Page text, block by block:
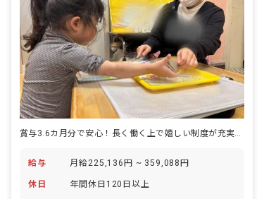
給与 月給225,136円 ~ 359,088円
休日 年間休日120日以上